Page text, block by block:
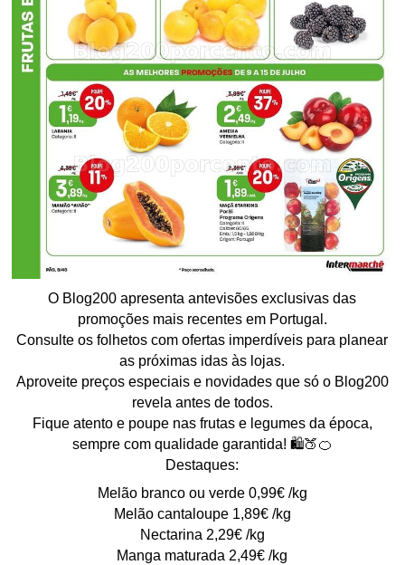
O Blog200 apresenta antevisões exclusivas das
promoções mais recentes em Portugal.
Consulte os folhetos com ofertas imperdíveis para planear
as próximas idas às lojas.
Aproveite preços especiais e novidades que só o Blog200
revela antes de todos.
Fique atento e poupe nas frutas e legumes da época,
sempre com qualidade garantida! 🛍️🍑🍊
Destaques:
Melão branco ou verde 0,99€ /kg
Melão cantaloupe 1,89€ /kg
Nectarina 2,29€ /kg
Manga maturada 2,49€ /kg